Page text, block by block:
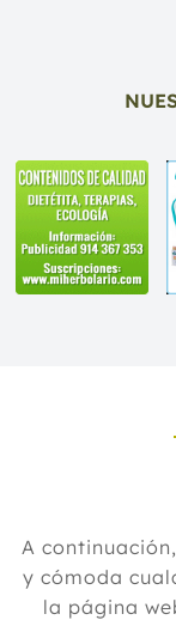
A
y cómoda
la página